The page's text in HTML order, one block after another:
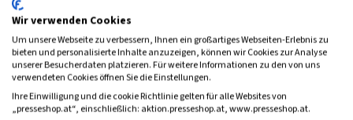
(monatlich)
Frauenzeitschriften
Wir verwenden Cookies
Um unsere Webseite zu verbessern, Ihnen ein großartiges Webseiten-Erlebnis zu
bieten und personalisierte Inhalte anzuzeigen, können wir Cookies zur Analyse
unserer Besucherdaten platzieren. Für weitere Informationen zu den von uns
verwendeten Cookies öffnen Sie die Einstellungen.
Ihre Einwilligung und die cookie Richtlinie gelten für alle Websites von
„presseshop.at“, einschließlich: aktion.presseshop.at, www.presseshop.at.